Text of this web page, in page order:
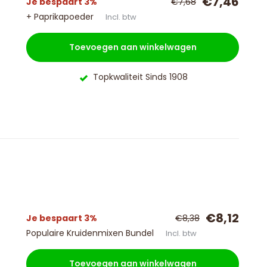
+ Paprikapoeder Incl. btw
Toevoegen aan winkelwagen
Topkwaliteit Sinds 1908
Je bespaart 3% €8,38 €8,12
Populaire Kruidenmixen Bundel Incl. btw
Toevoegen aan winkelwagen